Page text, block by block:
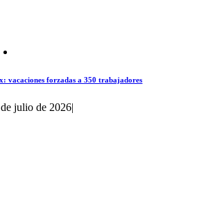
vacaciones forzadas a 350 trabajadores
julio de 2026|